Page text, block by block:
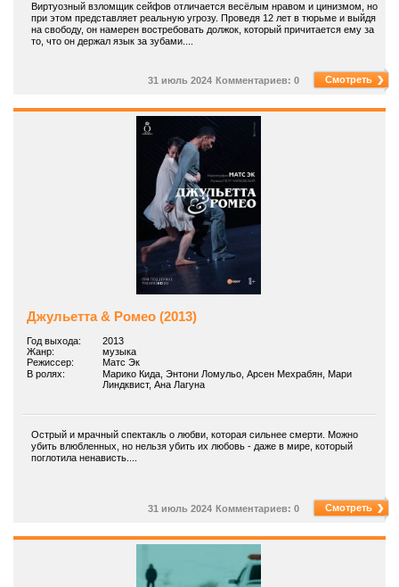
Виртуозный взломщик сейфов отличается весёлым нравом и цинизмом, но
при этом представляет реальную угрозу. Проведя 12 лет в тюрьме и выйдя
на свободу, он намерен востребовать должок, который причитается ему за
то, что он держал язык за зубами....
31 июль 2024 Комментариев: 0 Смотреть
Джульетта & Ромео (2013)
Год выхода:
2013
Жанр:
музыка
Режиссер:
Матс Эк
В ролях:
Марико Кида, Энтони Ломульо, Арсен Мехрабян, Мари
Линдквист, Ана Лагуна
Острый и мрачный спектакль о любви, которая сильнее смерти. Можно
убить влюбленных, но нельзя убить их любовь - даже в мире, который
поглотила ненависть....
31 июль 2024 Комментариев: 0 Смотреть